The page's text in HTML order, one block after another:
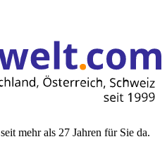
mehr als 27 Jahren für Sie da.